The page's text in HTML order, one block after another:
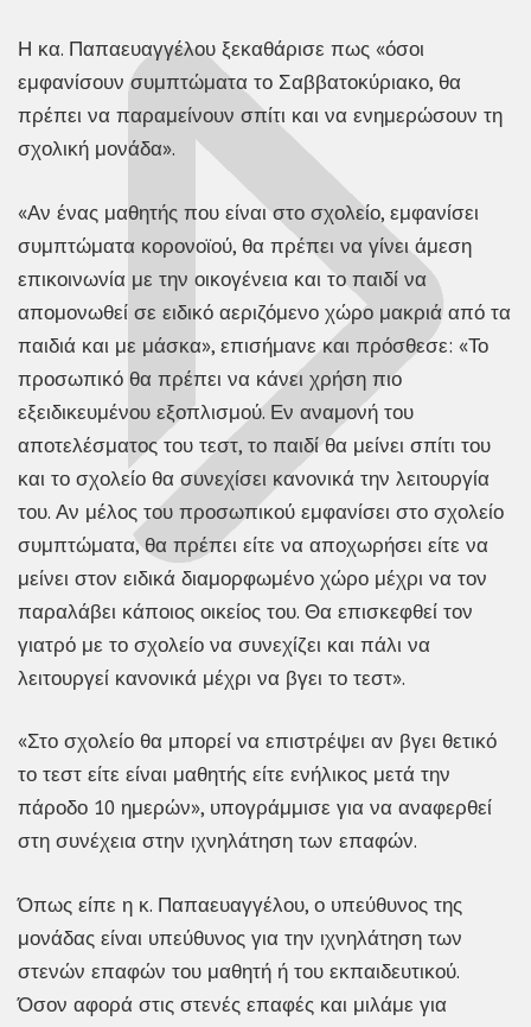
Η κα. Παπαευαγγέλου ξεκαθάρισε πως «όσοι
εμφανίσουν συμπτώματα το Σαββατοκύριακο, θα
πρέπει να παραμείνουν σπίτι και να ενημερώσουν τη
σχολική μονάδα».
«Αν ένας μαθητής που είναι στο σχολείο, εμφανίσει
συμπτώματα κορονοϊού, θα πρέπει να γίνει άμεση
επικοινωνία με την οικογένεια και το παιδί να
απομονωθεί σε ειδικό αεριζόμενο χώρο μακριά από τα
παιδιά και με μάσκα», επισήμανε και πρόσθεσε: «Το
προσωπικό θα πρέπει να κάνει χρήση πιο
εξειδικευμένου εξοπλισμού. Εν αναμονή του
αποτελέσματος του τεστ, το παιδί θα μείνει σπίτι του
και το σχολείο θα συνεχίσει κανονικά την λειτουργία
του. Αν μέλος του προσωπικού εμφανίσει στο σχολείο
συμπτώματα, θα πρέπει είτε να αποχωρήσει είτε να
μείνει στον ειδικά διαμορφωμένο χώρο μέχρι να τον
παραλάβει κάποιος οικείος του. Θα επισκεφθεί τον
γιατρό με το σχολείο να συνεχίζει και πάλι να
λειτουργεί κανονικά μέχρι να βγει το τεστ».
«Στο σχολείο θα μπορεί να επιστρέψει αν βγει θετικό
το τεστ είτε είναι μαθητής είτε ενήλικος μετά την
πάροδο 10 ημερών», υπογράμμισε για να αναφερθεί
στη συνέχεια στην ιχνηλάτηση των επαφών.
Όπως είπε η κ. Παπαευαγγέλου, ο υπεύθυνος της
μονάδας είναι υπεύθυνος για την ιχνηλάτηση των
στενών επαφών του μαθητή ή του εκπαιδευτικού.
Όσον αφορά στις στενές επαφές και μιλάμε για